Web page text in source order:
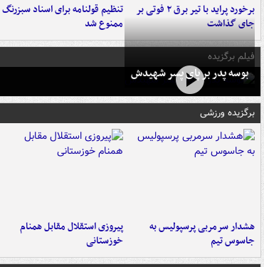
برخورد پراید با تیر برق ۲ فوتی بر
جای گذاشت
تنظیم قولنامه برای اسناد سبزرنگ
ممنوع شد
فیلم برگزیده
بوسه‌ پدر بر پای پسر شهیدش
برگزیده ورزشی
هشدار سرمربی پرسپولیس به
جاسوس تیم
پیروزی استقلال مقابل همنام
خوزستانی